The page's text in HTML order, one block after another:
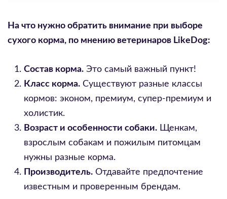
На что нужно обратить внимание при выборе
сухого корма, по мнению ветеринаров LikeDog:
Состав корма. Это самый важный пункт!
Класс корма. Существуют разные классы
кормов: эконом, премиум, супер-премиум и
холистик.
Возраст и особенности собаки. Щенкам,
взрослым собакам и пожилым питомцам
нужны разные корма.
Производитель. Отдавайте предпочтение
известным и проверенным брендам.